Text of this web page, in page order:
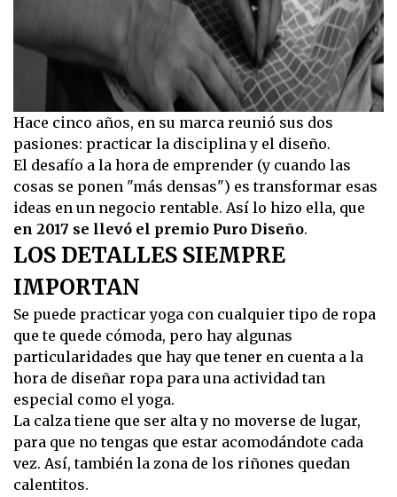
Hace cinco años, en su marca reunió sus dos
pasiones: practicar la disciplina y el diseño.
El desafío a la hora de emprender (y cuando las
cosas se ponen "más densas") es transformar esas
ideas en un negocio rentable. Así lo hizo ella, que
en 2017 se llevó el premio Puro Diseño.
LOS DETALLES SIEMPRE
IMPORTAN
Se puede practicar yoga con cualquier tipo de ropa
que te quede cómoda, pero hay algunas
particularidades que hay que tener en cuenta a la
hora de diseñar ropa para una actividad tan
especial como el yoga.
La calza tiene que ser alta y no moverse de lugar,
para que no tengas que estar acomodándote cada
vez. Así, también la zona de los riñones quedan
calentitos.